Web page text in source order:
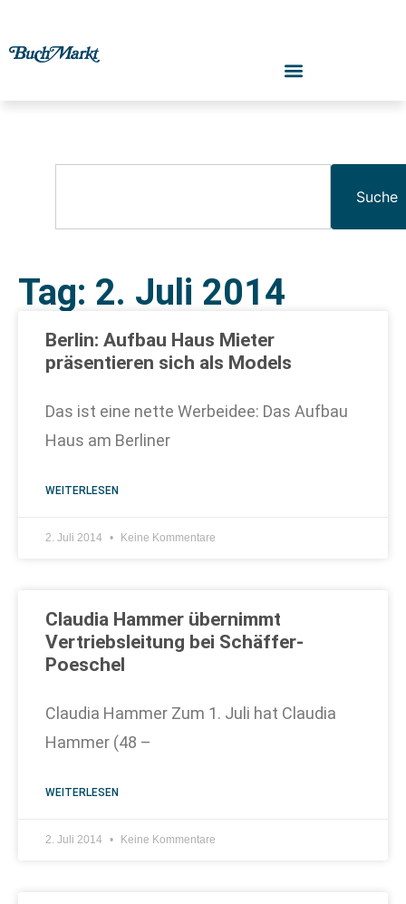
Suche
Tag: 2. Juli 2014
Berlin: Aufbau Haus Mieter
präsentieren sich als Models
Das ist eine nette Werbeidee: Das Aufbau
Haus am Berliner
WEITERLESEN
2. Juli 2014 Keine Kommentare
Claudia Hammer übernimmt
Vertriebsleitung bei Schäffer-
Poeschel
Claudia Hammer Zum 1. Juli hat Claudia
Hammer (48 –
WEITERLESEN
2. Juli 2014 Keine Kommentare